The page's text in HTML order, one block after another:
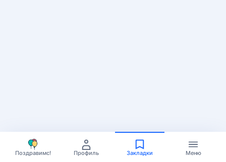
Поздравимс! Профиль Закладки Меню